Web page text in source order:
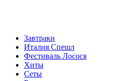
Завтраки
Италия Спешл
Фестиваль Лосося
Хиты
Сеты